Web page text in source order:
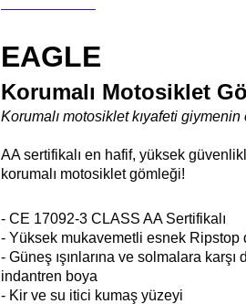
EAGLE
Korumalı Motosiklet
Korumalı motosiklet kıyafeti
AA sertifikalı en hafif, yüksek
korumalı motosiklet gömleği!
- CE 17092-3 CLASS AA Sertifikalı
- Yüksek mukavemetli esnek Ripstop
- Güneş ışınlarına ve solmalara karşı
indantren boya
- Kir ve su itici kumaş yüzeyi